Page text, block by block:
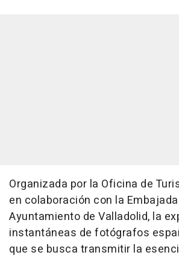
Organizada por la Oficina de
en colaboración con la
Ayuntamiento de Valladolid, la
instantáneas de fotógrafos
que se busca transmitir la